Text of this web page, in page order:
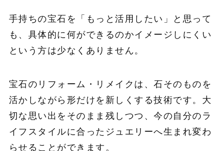
手持ちの宝石を「もっと活用したい」と思って
も、具体的に何ができるのかイメージしにくい
という方は少なくありません。
宝石のリフォーム・リメイクは、石そのものを
活かしながら形だけを新しくする技術です。大
切な思い出をそのまま残しつつ、今の自分のラ
イフスタイルに合ったジュエリーへ生まれ変わ
らせることができます。